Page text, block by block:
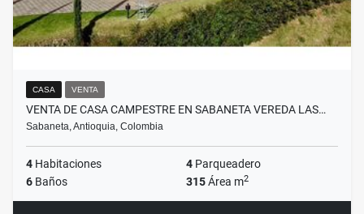
CASA VENTA
VENTA DE CASA CAMPESTRE EN SABANETA VEREDA LAS…
Sabaneta, Antioquia, Colombia
4 Habitaciones 4 Parqueadero
6 Baños 315Área m2